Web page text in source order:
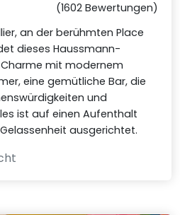
(1602 Bewertungen)
an der berühmten Place
dieses Haussmann-
mit modernem
eine gemütliche Bar, die
und
ist auf einen Aufenthalt
ausgerichtet.